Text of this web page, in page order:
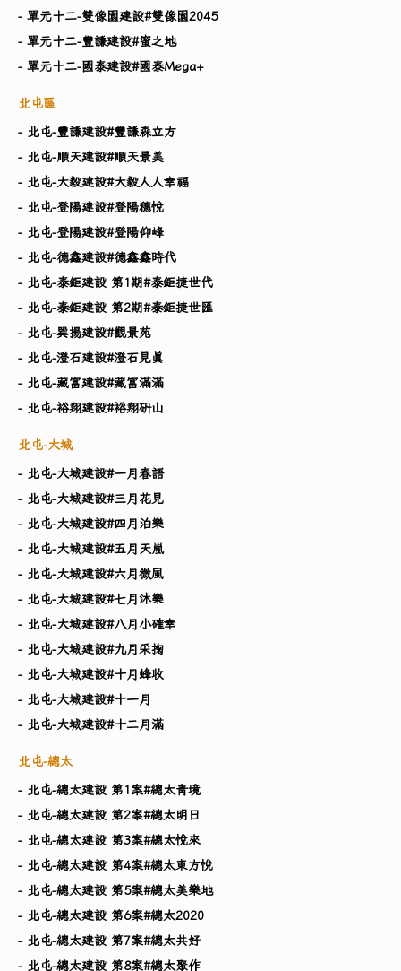
- 單元十二-雙像園建設#雙像園2045
- 單元十二-豐謙建設#蜜之地
- 單元十二-國泰建設#國泰Mega+
北屯區
- 北屯-豐謙建設#豐謙森立方
- 北屯-順天建設#順天景美
- 北屯-大毅建設#大毅人人幸福
- 北屯-登陽建設#登陽穗悅
- 北屯-登陽建設#登陽仰峰
- 北屯-德鑫建設#德鑫鑫時代
- 北屯-泰鉅建設 第1期#泰鉅捷世代
- 北屯-泰鉅建設 第2期#泰鉅捷世匯
- 北屯-巽揚建設#觀景苑
- 北屯-澄石建設#澄石見真
- 北屯-藏富建設#藏富滿滿
- 北屯-裕翔建設#裕翔研山
北屯-大城
- 北屯-大城建設#一月春語
- 北屯-大城建設#三月花見
- 北屯-大城建設#四月泊樂
- 北屯-大城建設#五月天嵐
- 北屯-大城建設#六月微風
- 北屯-大城建設#七月沐樂
- 北屯-大城建設#八月小確幸
- 北屯-大城建設#九月采掬
- 北屯-大城建設#十月蜂收
- 北屯-大城建設#十一月
- 北屯-大城建設#十二月滿
北屯-總太
- 北屯-總太建設 第1案#總太青境
- 北屯-總太建設 第2案#總太明日
- 北屯-總太建設 第3案#總太悅來
- 北屯-總太建設 第4案#總太東方悅
- 北屯-總太建設 第5案#總太美樂地
- 北屯-總太建設 第6案#總太2020
- 北屯-總太建設 第7案#總太共好
- 北屯-總太建設 第8案#總太聚作